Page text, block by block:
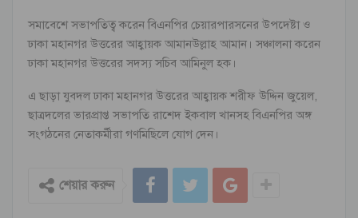
সমাবেশে সভাপতিত্ব করেন বিএনপির চেয়ারপারসনের উপদেষ্টা ও
ঢাকা মহানগর উত্তরের আহ্বায়ক আমানউল্লাহ আমান। সঞ্চালনা করেন
ঢাকা মহানগর উত্তরের সদস্য সচিব আমিনুল হক।
এ ছাড়া যুবদল ঢাকা মহানগর উত্তরের আহ্বায়ক শরীফ উদ্দিন জুয়েল,
ছাত্রদলের ভারপ্রাপ্ত সভাপতি রাশেদ ইকবাল খানসহ বিএনপির অঙ্গ
সংগঠনের নেতাকর্মীরা গণমিছিলে যোগ দেন।
শেয়ার করুন